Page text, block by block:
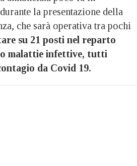
la presentazione della
che sarà operativa tra pochi
su 21 posti nel reparto
malattie infettive, tutti
da Covid 19.